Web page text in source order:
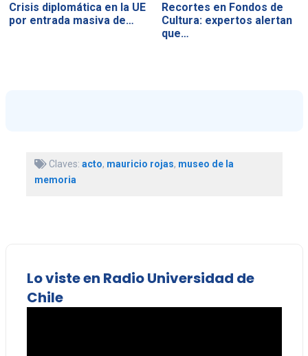
Crisis diplomática en la UE
por entrada masiva de…
Recortes en Fondos de
Cultura: expertos alertan
que…
Claves: acto, mauricio rojas, museo de la
memoria
Lo viste en Radio Universidad de
Chile